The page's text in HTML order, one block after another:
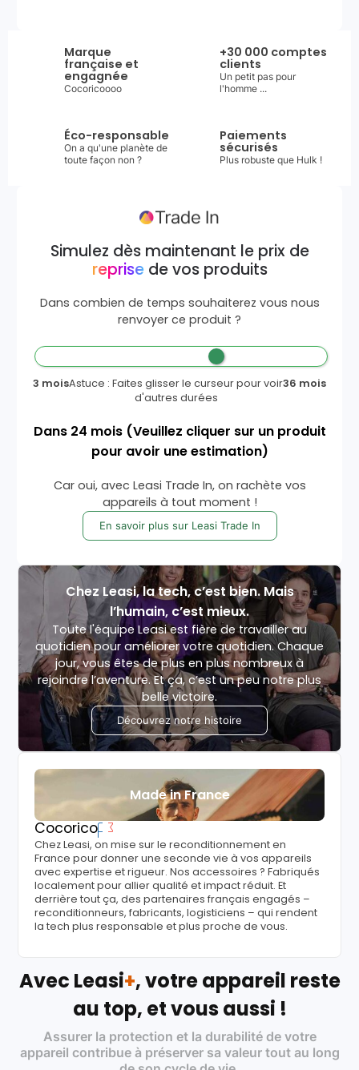
Marque
française et
engagnée
Cocoricoooo
+30 000 comptes
clients
Un petit pas pour
l'homme ...
Éco-responsable
On a qu'une planète de
toute façon non ?
Paiements
sécurisés
Plus robuste que Hulk !
Simulez dès maintenant le prix de
reprisede vos produits
Dans combien de temps souhaiterez vous nous
renvoyer ce produit ?
3 moisAstuce : Faites glisser le curseur pour voir
d'autres durées
36 mois
Dans 24 mois (Veuillez cliquer sur un produit
pour avoir une estimation)
Car oui, avec Leasi Trade In, on rachète vos
appareils à tout moment !
En savoir plus sur Leasi Trade In
Chez Leasi, la tech, c’est bien. Mais
l’humain, c’est mieux.
Toute l'équipe Leasi est fière de travailler au
quotidien pour améliorer votre quotidien. Chaque
jour, vous êtes de plus en plus nombreux à
rejoindre l’aventure. Et ça, c’est un peu notre plus
belle victoire.
Découvrez notre histoire
Made in France
Cocorico
Chez Leasi, on mise sur le reconditionnement en
France pour donner une seconde vie à vos appareils
avec expertise et rigueur. Nos accessoires ? Fabriqués
localement pour allier qualité et impact réduit. Et
derrière tout ça, des partenaires français engagés –
reconditionneurs, fabricants, logisticiens – qui rendent
la tech plus responsable et plus proche de vous.
Avec Leasi+, votre appareil reste
au top, et vous aussi !
Assurer la protection et la durabilité de votre
appareil contribue à préserver sa valeur tout au long